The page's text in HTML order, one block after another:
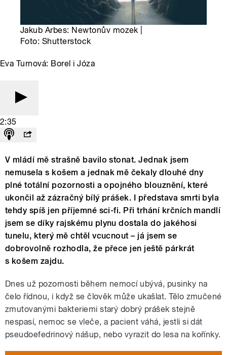
Jakub Arbes: Newtonův mozek |
Foto: Shutterstock
Eva Turnová: Borel i Józa
2:35
V mládí mě strašně bavilo stonat. Jednak jsem
nemusela s košem a jednak mě čekaly dlouhé dny
plné totální pozornosti a opojného blouznění, které
ukončil až zázračný bílý prášek. I představa smrti byla
tehdy spíš jen příjemné sci-fi. Při trhání krčních mandlí
jsem se díky rajskému plynu dostala do jakéhosi
tunelu, který mě chtěl vcucnout – já jsem se
dobrovolně rozhodla, že přece jen ještě párkrát
s košem zajdu.
Dnes už pozornosti během nemocí ubývá, pusinky na
čelo řídnou, i když se člověk může ukašlat. Tělo zmučené
zmutovanými bakteriemi starý dobrý prášek stejně
nespasí, nemoc se vleče, a pacient váhá, jestli si dát
pseudoefedrinový nášup, nebo vyrazit do lesa na kořínky.